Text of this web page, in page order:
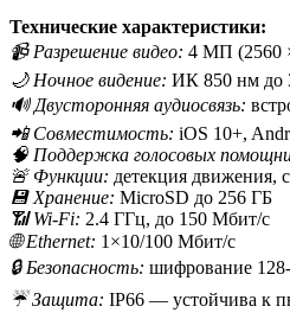
Технические характеристики:
📹 Разрешение видео: 4 МП (2560
🌙 Ночное видение: ИК 850 нм до
🔊 Двусторонняя аудиосвязь:
📲 Совместимость: iOS 10+,
🧠 Поддержка голосовых
🚨 Функции: детекция движения,
💾 Хранение: MicroSD до 256 ГБ
📶 Wi-Fi: 2.4 ГГц, до 150 Мбит/с
🌐 Ethernet: 1×10/100 Мбит/с
🔒 Безопасность: шифрование
☔ Защита: IP66 — устойчива к